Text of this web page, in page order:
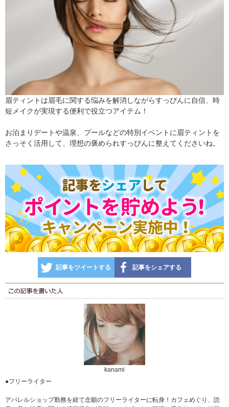
眉ティントは眉毛に関する悩みを解消しながらすっぴんに自信、時
短メイクが実現する便利で役立つアイテム！
お泊まりデートや温泉、プールなどの特別イベントに眉ティントを
さっそく活用して、理想の褒められすっぴんに整えてくださいね。
記事をツイートする 記事をシェアする
kanami
●フリーライター
アパレルショップ勤務を経て念願のフリーライターに転身！カフェめぐり、読